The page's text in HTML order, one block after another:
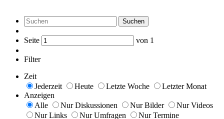
Suchen
Seite von 1
Filter
Zeit
Jederzeit
Heute Letzte Woche
Letzter Monat
Anzeigen
Alle
Nur Diskussionen Nur Bilder
Nur Videos
Nur Links
Nur Umfragen
Nur Termine